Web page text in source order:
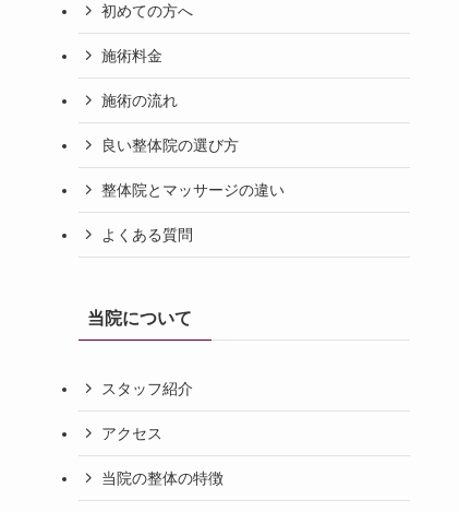
初めての方へ
施術料金
施術の流れ
良い整体院の選び方
整体院とマッサージの違い
よくある質問
当院について
スタッフ紹介
アクセス
当院の整体の特徴